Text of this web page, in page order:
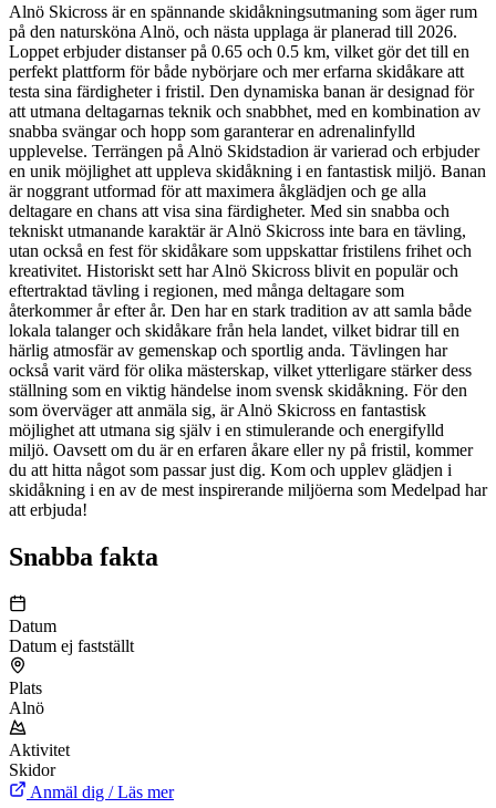
Alnö Skicross är en spännande skidåkningsutmaning som äger rum
på den natursköna Alnö, och nästa upplaga är planerad till 2026.
Loppet erbjuder distanser på 0.65 och 0.5 km, vilket gör det till en
perfekt plattform för både nybörjare och mer erfarna skidåkare att
testa sina färdigheter i fristil. Den dynamiska banan är designad för
att utmana deltagarnas teknik och snabbhet, med en kombination av
snabba svängar och hopp som garanterar en adrenalinfylld
upplevelse. Terrängen på Alnö Skidstadion är varierad och erbjuder
en unik möjlighet att uppleva skidåkning i en fantastisk miljö. Banan
är noggrant utformad för att maximera åkglädjen och ge alla
deltagare en chans att visa sina färdigheter. Med sin snabba och
tekniskt utmanande karaktär är Alnö Skicross inte bara en tävling,
utan också en fest för skidåkare som uppskattar fristilens frihet och
kreativitet. Historiskt sett har Alnö Skicross blivit en populär och
eftertraktad tävling i regionen, med många deltagare som
återkommer år efter år. Den har en stark tradition av att samla både
lokala talanger och skidåkare från hela landet, vilket bidrar till en
härlig atmosfär av gemenskap och sportlig anda. Tävlingen har
också varit värd för olika mästerskap, vilket ytterligare stärker dess
ställning som en viktig händelse inom svensk skidåkning. För den
som överväger att anmäla sig, är Alnö Skicross en fantastisk
möjlighet att utmana sig själv i en stimulerande och energifylld
miljö. Oavsett om du är en erfaren åkare eller ny på fristil, kommer
du att hitta något som passar just dig. Kom och upplev glädjen i
skidåkning i en av de mest inspirerande miljöerna som Medelpad har
att erbjuda!
Snabba fakta
Datum
Datum ej fastställt
Plats
Alnö
Aktivitet
Skidor
Anmäl dig / Läs mer